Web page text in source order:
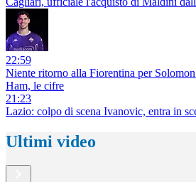
22:59
Niente ritorno alla Fiorentina per
Ham, le cifre
21:23
Lazio: colpo di scena Ivanovic, entra in
Ultimi video